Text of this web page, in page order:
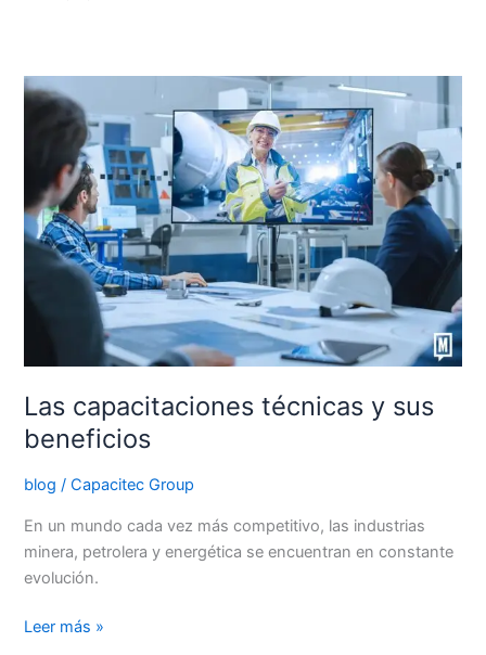
Las capacitaciones técnicas y sus
beneficios
blog /Capacitec Group
En un mundo cada vez más competitivo, las industrias
minera, petrolera y energética se encuentran en constante
evolución.
Las
capacitaciones
técnicas
sus
beneficios
Leer más »